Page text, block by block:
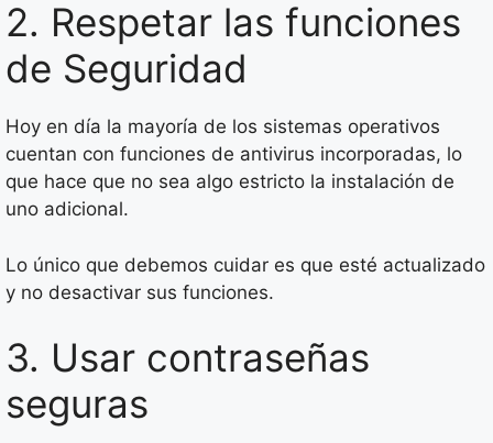
2. Respetar las funciones
de Seguridad
Hoy en día la mayoría de los sistemas operativos
cuentan con funciones de antivirus incorporadas, lo
que hace que no sea algo estricto la instalación de
uno adicional.
Lo único que debemos cuidar es que esté actualizado
y no desactivar sus funciones.
3. Usar contraseñas
seguras